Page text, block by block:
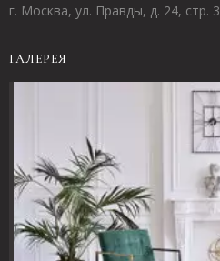
г. Москва, ул. Правды, д. 24, стр. 3
ГАЛЕРЕЯ